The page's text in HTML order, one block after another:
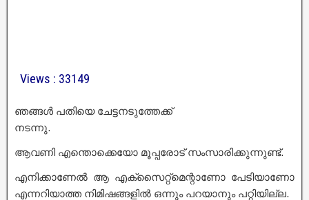
Views : 33149
ഞങ്ങൾ പതിയെ ചേട്ടനടുത്തേക്ക്
നടന്നു.
ആവണി എന്തൊക്കെയോ മൂപ്പരോട് സംസാരിക്കുന്നുണ്ട്.
എനിക്കാണേൽ ആ എക്സൈറ്റ്മെന്റാണോ പേടിയാണോ
എന്നറിയാത്ത നിമിഷങ്ങളിൽ ഒന്നും പറയാനും പറ്റിയില്ല.